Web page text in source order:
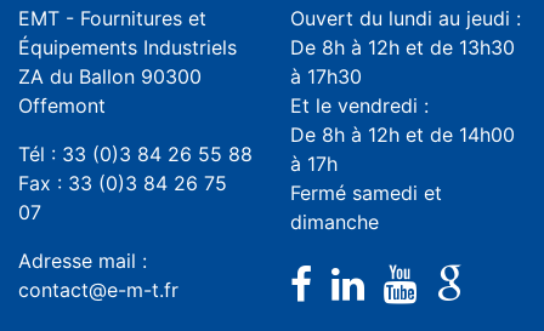
EMT - Fournitures et
Équipements Industriels
ZA du Ballon 90300
Offemont
Tél : 33 (0)3 84 26 55 88
Fax : 33 (0)3 84 26 75
07
Adresse mail :
contact@e-m-t.fr
Ouvert du lundi au jeudi :
De 8h à 12h et de 13h30
à 17h30
Et le vendredi :
De 8h à 12h et de 14h00
à 17h
Fermé samedi et
dimanche